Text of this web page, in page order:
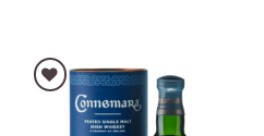
AJOUTER À LA LISTE D'ENVIES